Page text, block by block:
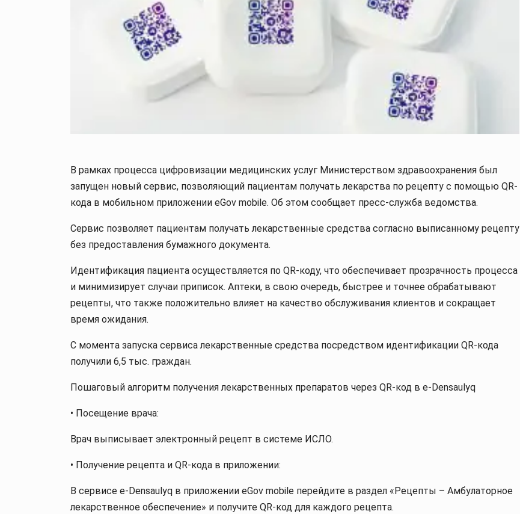
В рамках процесса цифровизации медицинских услуг Министерством здравоохранения был
запущен новый сервис, позволяющий пациентам получать лекарства по рецепту с помощью QR-
кода в мобильном приложении eGov mobile. Об этом сообщает пресс-служба ведомства.
Сервис позволяет пациентам получать лекарственные средства согласно выписанному рецепту
без предоставления бумажного документа.
Идентификация пациента осуществляется по QR-коду, что обеспечивает прозрачность процесса
и минимизирует случаи приписок. Аптеки, в свою очередь, быстрее и точнее обрабатывают
рецепты, что также положительно влияет на качество обслуживания клиентов и сокращает
время ожидания.
С момента запуска сервиса лекарственные средства посредством идентификации QR-кода
получили 6,5 тыс. граждан.
Пошаговый алгоритм получения лекарственных препаратов через QR-код в e-Densaulyq
•⁠ ⁠Посещение врача:
Врач выписывает электронный рецепт в системе ИСЛО.
•⁠ ⁠Получение рецепта и QR-кода в приложении:
В сервисе e-Densaulyq в приложении eGov mobile перейдите в раздел «Рецепты – Амбулаторное
лекарственное обеспечение» и получите QR-код для каждого рецепта.